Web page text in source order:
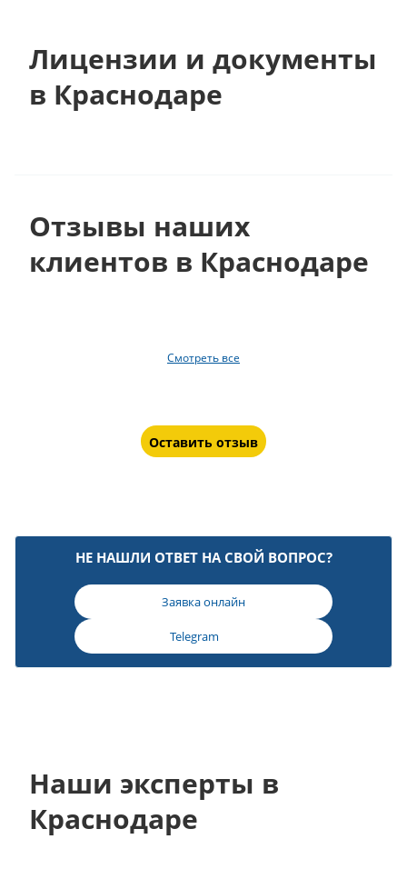
Лицензии и документы
в Краснодаре
Отзывы наших
клиентов в Краснодаре
Смотреть все
Оставить отзыв
НЕ НАШЛИ ОТВЕТ НА СВОЙ ВОПРОС?
Заявка онлайн
Telegram
Наши эксперты в
Краснодаре